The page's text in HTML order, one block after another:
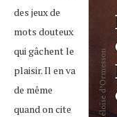
des jeux de
mots douteux
qui gâchent le
plaisir. Il en va
de même
quand on cite